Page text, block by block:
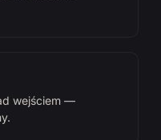
wejściem —